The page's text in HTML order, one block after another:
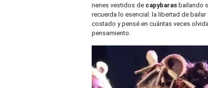
nenes vestidos de capybaras bailando
recuerda lo esencial: la libertad de
costado y pensé en cuántas veces
pensamiento.